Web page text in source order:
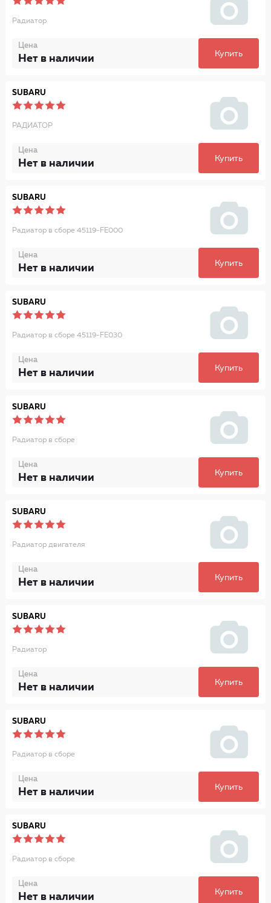
Радиатор
Цена
Нет в наличии Купить
SUBARU
РАДИАТОР
Цена
Нет в наличии Купить
SUBARU
Радиатор в сборе 45119-FE000
Цена
Нет в наличии Купить
SUBARU
Радиатор в сборе 45119-FE030
Цена
Нет в наличии Купить
SUBARU
Радиатор в сборе
Цена
Нет в наличии Купить
SUBARU
Радиатор двигателя
Цена
Нет в наличии Купить
SUBARU
Радиатор
Цена
Нет в наличии Купить
SUBARU
Радиатор в сборе
Цена
Нет в наличии Купить
SUBARU
Радиатор в сборе
Цена
Нет в наличии Купить